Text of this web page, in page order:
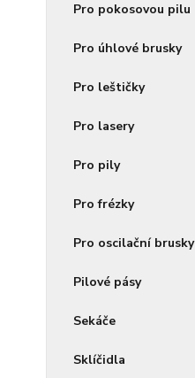
Pro pokosovou pilu
Pro úhlové brusky
Pro leštičky
Pro lasery
Pro pily
Pro frézky
Pro oscilační brusky
Pilové pásy
Sekáče
Sklíčidla